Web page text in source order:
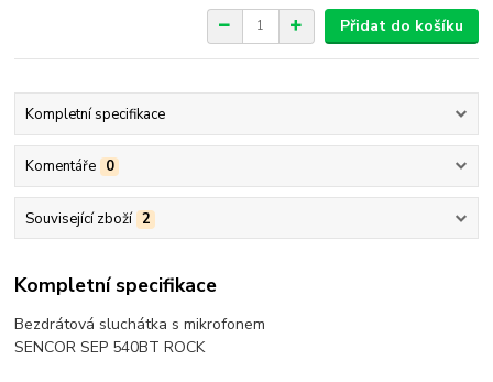
Přidat do košíku
Kompletní specifikace
Komentáře 0
Související zboží 2
Kompletní specifikace
Bezdrátová sluchátka s mikrofonem
SENCOR SEP 540BT ROCK